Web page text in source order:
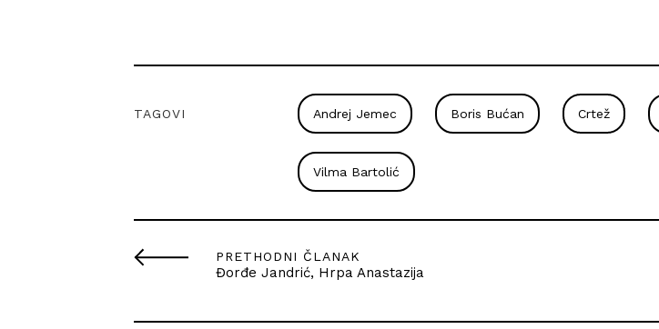
TAGOVI Andrej Jemec Boris Bućan Crtež
Vilma Bartolić
PRETHODNI ČLANAK
Đorđe Jandrić, Hrpa Anastazija